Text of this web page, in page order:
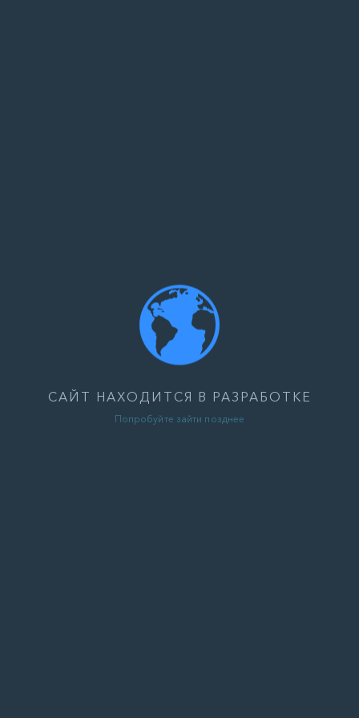
САЙТ НАХОДИТСЯ В РАЗРАБОТКЕ
Попробуйте зайти позднее